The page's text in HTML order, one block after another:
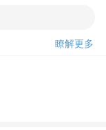
瞭解更多